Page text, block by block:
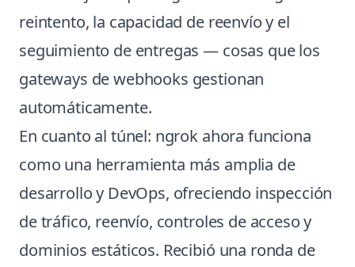
reintento, la capacidad de reenvío y el
seguimiento de entregas — cosas que los
gateways de webhooks gestionan
automáticamente.
En cuanto al túnel: ngrok ahora funciona
como una herramienta más amplia de
desarrollo y DevOps, ofreciendo inspección
de tráfico, reenvío, controles de acceso y
dominios estáticos. Recibió una ronda de